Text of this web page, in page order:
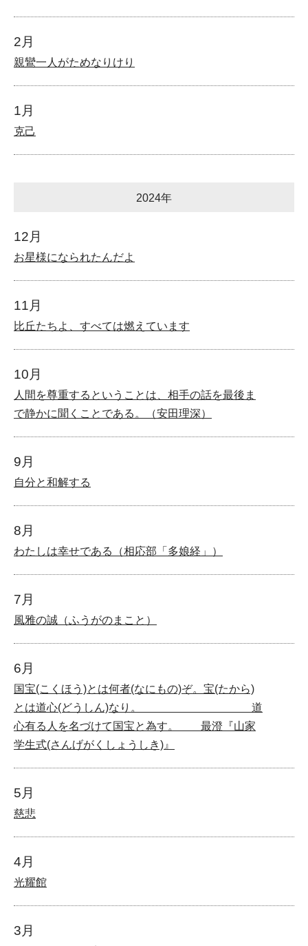
2月
親鸞一人がためなりけり
1月
克己
2024年
12月
お星様になられたんだよ
11月
比丘たちよ、すべては燃えています
10月
人間を尊重するということは、相手の話を最後ま
で静かに聞くことである。（安田理深）
9月
自分と和解する
8月
わたしは幸せである（相応部「多娘経」）
7月
風雅の誠（ふうがのまこと）
6月
国宝(こくほう)とは何者(なにもの)ぞ。宝(たから)
とは道心(どうしん)なり。 道
心有る人を名づけて国宝と為す。 最澄『山家
学生式(さんげがくしょうしき)』
5月
慈悲
4月
光耀館
3月